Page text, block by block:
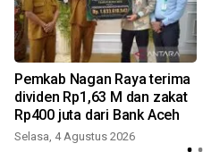
Pemkab Nagan Raya terima
dividen Rp1,63 M dan zakat
Rp400 juta dari Bank Aceh
Selasa, 4 Agustus 2026